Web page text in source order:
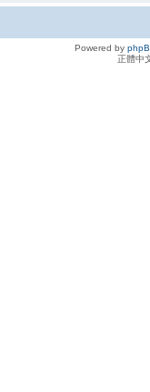
Powered by
正體中